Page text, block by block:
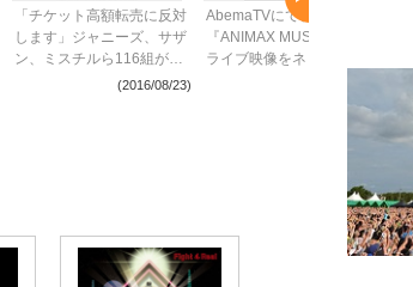
「チケット高額転売に反対
します」ジャニーズ、サザ
ン、ミスチルら116組が共
(2016/08/23)
AbemaTVにて、
『ANIMAX MUSIX』過去
ライブ映像をネット初の独